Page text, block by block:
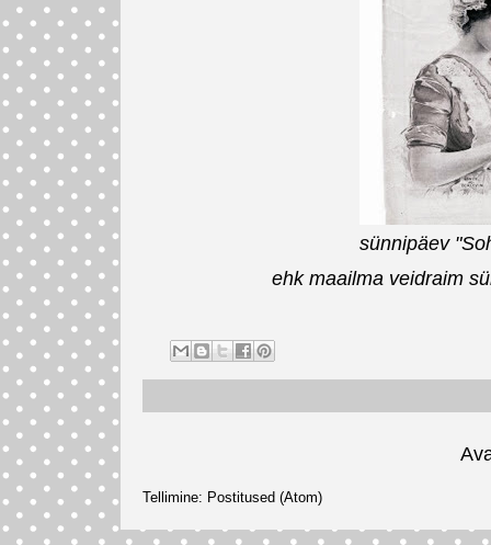
sünnipäev
ehk maailma veidraim
Tellimine: Postitused (Atom)